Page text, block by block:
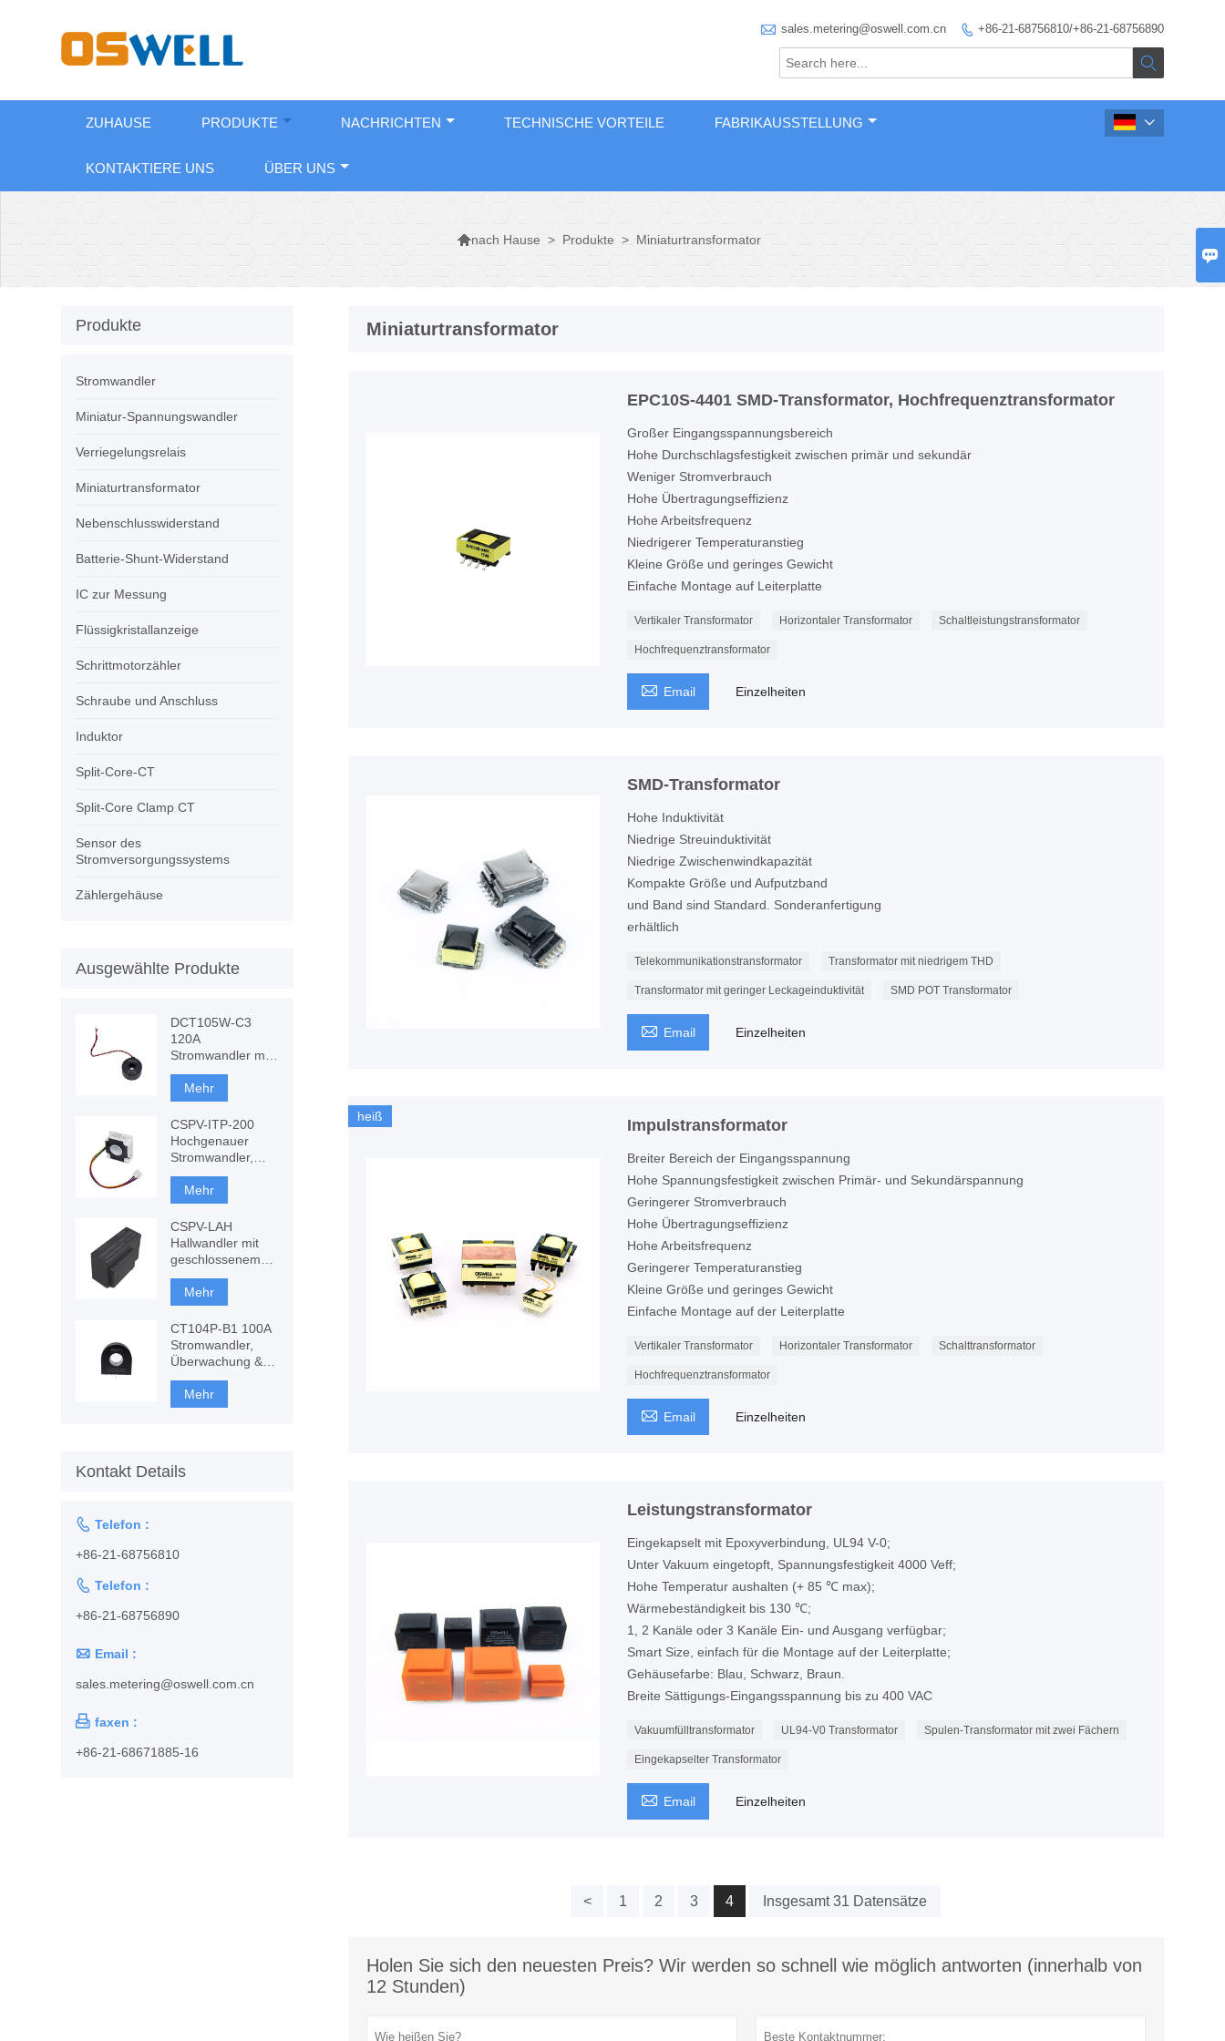

 sales.metering@oswell.com.cn  +86-21-68756810/+86-21-68756890

ZUHAUSE PRODUKTE NACHRICHTEN TECHNISCHE VORTEILE FABRIKAUSSTELLUNG
KONTAKTIERE UNS ÜBER UNS

nach Hause > Produkte > Miniaturtransformator
Miniaturtransformator
EPC10S-4401 SMD-Transformator, Hochfrequenztransformator
Großer Eingangsspannungsbereich
Hohe Durchschlagsfestigkeit zwischen primär und sekundär
Weniger Stromverbrauch
Hohe Übertragungseffizienz
Hohe Arbeitsfrequenz
Niedrigerer Temperaturanstieg
Kleine Größe und geringes Gewicht
Einfache Montage auf Leiterplatte
Vertikaler Transformator Horizontaler Transformator Schaltleistungstransformator
Hochfrequenztransformator
 Email Einzelheiten
SMD-Transformator
Hohe Induktivität
Niedrige Streuinduktivität
Niedrige Zwischenwindkapazität
Kompakte Größe und Aufputzband
und Band sind Standard. Sonderanfertigung
erhältlich
Telekommunikationstransformator Transformator mit niedrigem THD
Transformator mit geringer Leckageinduktivität SMD POT Transformator
 Email Einzelheiten
heiß Impulstransformator
Breiter Bereich der Eingangsspannung
Hohe Spannungsfestigkeit zwischen Primär- und Sekundärspannung
Geringerer Stromverbrauch
Hohe Übertragungseffizienz
Hohe Arbeitsfrequenz
Geringerer Temperaturanstieg
Kleine Größe und geringes Gewicht
Einfache Montage auf der Leiterplatte
Vertikaler Transformator Horizontaler Transformator Schalttransformator
Hochfrequenztransformator
 Email Einzelheiten
Leistungstransformator
Eingekapselt mit Epoxyverbindung, UL94 V-0;
Unter Vakuum eingetopft, Spannungsfestigkeit 4000 Veff;
Hohe Temperatur aushalten (+ 85 ℃ max);
Wärmebeständigkeit bis 130 ℃;
1, 2 Kanäle oder 3 Kanäle Ein- und Ausgang verfügbar;
Smart Size, einfach für die Montage auf der Leiterplatte;
Gehäusefarbe: Blau, Schwarz, Braun.
Breite Sättigungs-Eingangsspannung bis zu 400 VAC
Vakuumfülltransformator UL94-V0 Transformator Spulen-Transformator mit zwei Fächern
Eingekapselter Transformator
 Email Einzelheiten
< 1 2 3 4 Insgesamt 31 Datensätze
Holen Sie sich den neuesten Preis? Wir werden so schnell wie möglich antworten (innerhalb von
12 Stunden)
Produkte
Stromwandler
Miniatur-Spannungswandler
Verriegelungsrelais
Miniaturtransformator
Nebenschlusswiderstand
Batterie-Shunt-Widerstand
IC zur Messung
Flüssigkristallanzeige
Schrittmotorzähler
Schraube und Anschluss
Induktor
Split-Core-CT
Split-Core Clamp CT
Sensor des
Stromversorgungssystems
Zählergehäuse
Ausgewählte Produkte
DCT105W-C3
120A
Stromwandler mit
DC-Störfestigkeit,
CT-Messung
Mehr
CSPV-ITP-200
Hochgenauer
Stromwandler,
komponentenbasiertes
Fluxgate
Mehr
CSPV-LAH
Hallwandler mit
geschlossenem
Regelkreis, AC-,
DC-Messung
Mehr
CT104P-B1 100A
Stromwandler,
Überwachung &
Schutz
Mehr
Kontakt Details
 Telefon :
+86-21-68756810
 Telefon :
+86-21-68756890
 Email :
sales.metering@oswell.com.cn
 faxen :
+86-21-68671885-16